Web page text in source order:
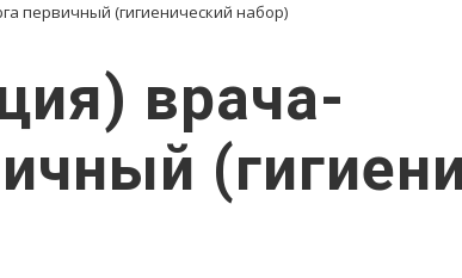
первичный (гигиенический набор)
врача-